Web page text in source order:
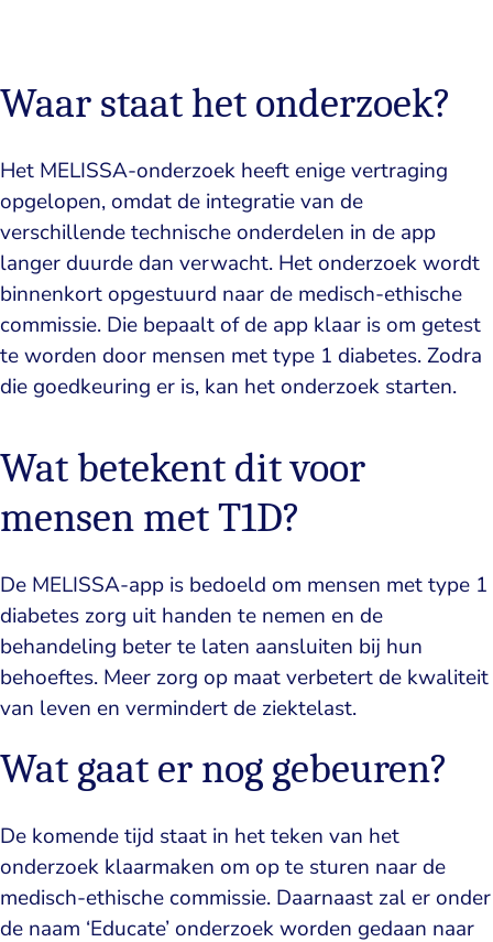
Waar staat het onderzoek?
Het MELISSA-onderzoek heeft enige vertraging
opgelopen, omdat de integratie van de
verschillende technische onderdelen in de app
langer duurde dan verwacht. Het onderzoek wordt
binnenkort opgestuurd naar de medisch-ethische
commissie. Die bepaalt of de app klaar is om getest
te worden door mensen met type 1 diabetes. Zodra
die goedkeuring er is, kan het onderzoek starten.
Wat betekent dit voor
mensen met T1D?
De MELISSA-app is bedoeld om mensen met type 1
diabetes zorg uit handen te nemen en de
behandeling beter te laten aansluiten bij hun
behoeftes. Meer zorg op maat verbetert de kwaliteit
van leven en vermindert de ziektelast.
Wat gaat er nog gebeuren?
De komende tijd staat in het teken van het
onderzoek klaarmaken om op te sturen naar de
medisch-ethische commissie. Daarnaast zal er onder
de naam ‘Educate’ onderzoek worden gedaan naar